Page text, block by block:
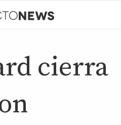
cierra